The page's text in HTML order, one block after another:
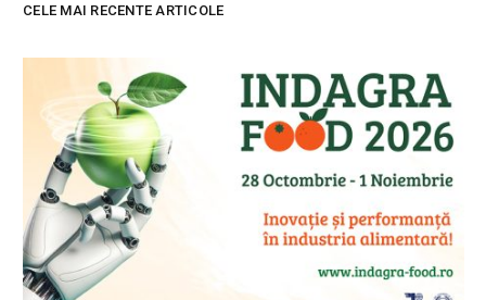
CELE MAI RECENTE ARTICOLE